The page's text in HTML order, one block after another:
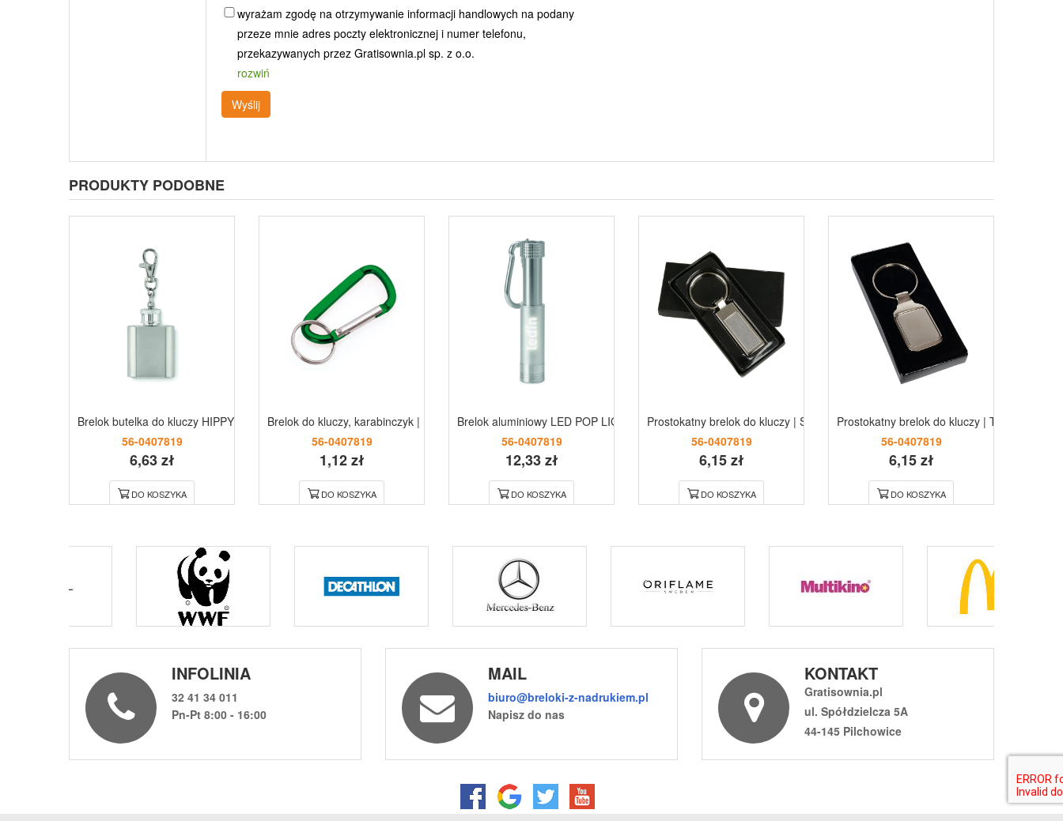
wyrażam zgodę na otrzymywanie informacji handlowych na podany
przeze mnie adres poczty elektronicznej i numer telefonu,
przekazywanych przez Gratisownia.pl sp. z o.o.
rozwiń
Wyślij
PRODUKTY PODOBNE
Brelok butelka do kluczy HIPPY srebrny
56-0407819
6,63 zł
DO KOSZYKA
Brelok do kluczy, karabinczyk | Ebele zielony
56-0407819
1,12 zł
DO KOSZYKA
Brelok aluminiowy LED POP LIGHT srebrny
56-0407819
12,33 zł
DO KOSZYKA
Prostokatny brelok do kluczy | Stella
56-0407819
6,15 zł
DO KOSZYKA
Prostokatny brelok do kluczy | Tristian
56-0407819
6,15 zł
DO KOSZYKA
INFOLINIA
32 41 34 011
Pn-Pt 8:00 - 16:00
MAIL
biuro@breloki-z-nadrukiem.pl
Napisz do nas
KONTAKT
Gratisownia.pl
ul. Spółdzielcza 5A
44-145 Pilchowice